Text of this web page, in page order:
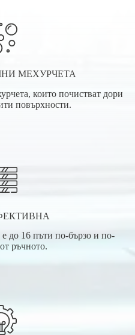
МЕХУРЧЕТА
които почистват дори
повърхности.
е до 16 пъти по-бързо и по-
ръчното.